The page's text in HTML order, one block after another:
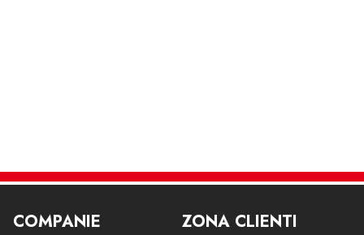
COMPANIE ZONA CLIENTI